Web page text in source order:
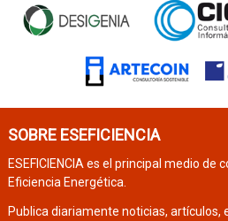
SOBRE ESEFICIENCIA
ESEFICIENCIA es el principal medio de
Eficiencia Energética.
Publica diariamente noticias, artículos,